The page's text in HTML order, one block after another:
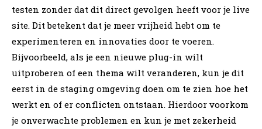
testen zonder dat dit direct gevolgen heeft voor je live
site. Dit betekent dat je meer vrijheid hebt om te
experimenteren en innovaties door te voeren.
Bijvoorbeeld, als je een nieuwe plug-in wilt
uitproberen of een thema wilt veranderen, kun je dit
eerst in de staging omgeving doen om te zien hoe het
werkt en of er conflicten ontstaan. Hierdoor voorkom
je onverwachte problemen en kun je met zekerheid